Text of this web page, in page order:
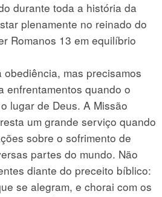
durante toda a história da
plenamente no reinado do
Romanos 13 em equilíbrio
mas precisamos
enfrentamentos quando o
lugar de Deus. A Missão
um grande serviço quando
sobre o sofrimento de
partes do mundo. Não
diante do preceito bíblico:
se alegram, e chorai com os